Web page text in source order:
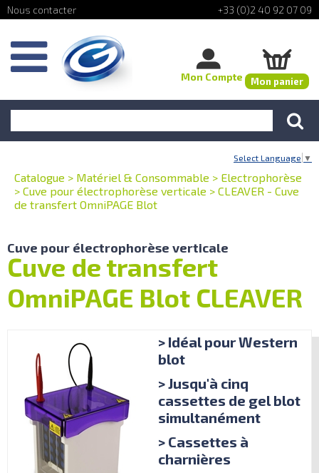
+33 (0)2 40 92 07 09
Mon Compte Mon panier
Select Language ▼
Catalogue > Matériel & Consommable > Electrophorèse
> Cuve pour électrophorèse verticale > CLEAVER - Cuve
de transfert OmniPAGE Blot
Cuve pour électrophorèse verticale
Cuve de transfert
OmniPAGE Blot CLEAVER
> Idéal pour Western
blot
> Jusqu'à cinq
cassettes de gel blot
simultanément
> Cassettes à
charnières